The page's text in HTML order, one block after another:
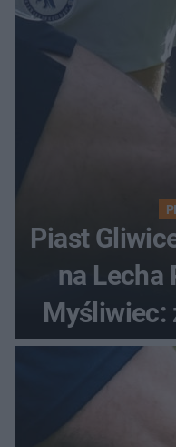
Piast
na Lecha
Myśliwiec: